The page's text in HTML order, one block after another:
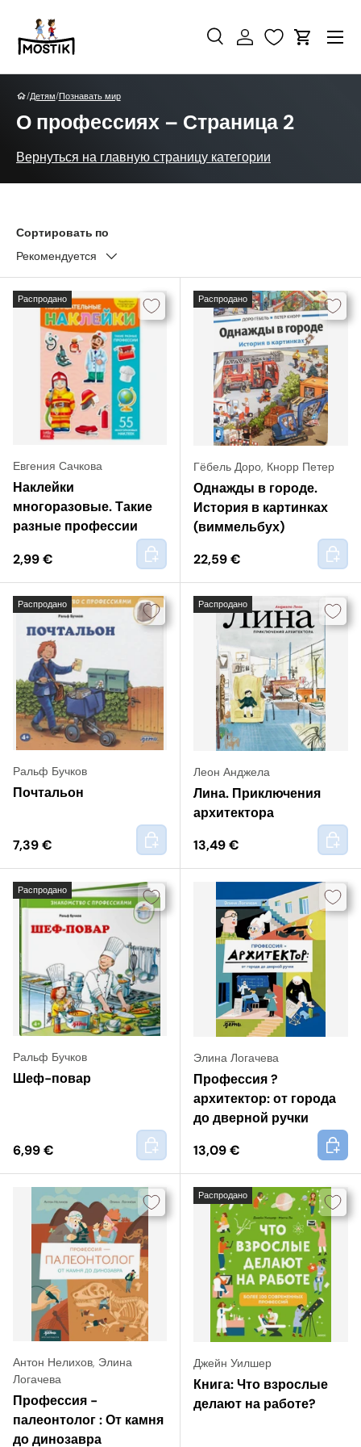
Перейти к контенту
Поиск
ПоискВойти Корзина
/Детям/Познавать мир
О профессиях – Страница 2
Вернуться на главную страницу категории
Сортировать по
Рекомендуется
Распродано
Евгения Сачкова
Наклейки
многоразовые. Такие
разные профессии
2,99 €
+
Распродано
Гёбель Доро, Кнорр Петер
Однажды в городе.
История в картинках
(виммельбух)
22,59 €
+
Распродано
Ральф Бучков
Почтальон
7,39 €
+
Распродано
Леон Анджела
Лина. Приключения
архитектора
13,49 €
+
Распродано
Ральф Бучков
Шеф-повар
6,99 €
+
Элина Логачева
Профессия ?
архитектор: от города
до дверной ручки
13,09 €
+
Антон Нелихов, Элина
Логачева
Профессия -
палеонтолог : От камня
до динозавра
Распродано
Джейн Уилшер
Книга: Что взрослые
делают на работе?